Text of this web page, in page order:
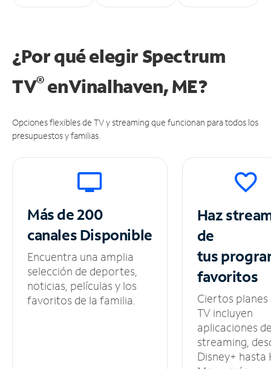
¿Por qué elegir Spectrum
TV®enVinalhaven, ME?
Opciones flexibles de TV y streaming que funcionan para todos los
presupuestos y familias.
Más de 200
canalesDisponible
Encuentra una amplia
selección de deportes,
noticias, películas y los
favoritos de la familia.
Haz
de
tus
favoritos
Ciertos planes
TV incluyen
aplicaciones
streaming,
Disney+ hasta